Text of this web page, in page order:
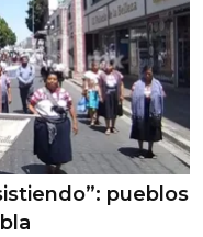
pueblos